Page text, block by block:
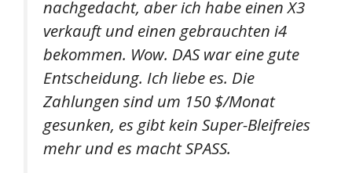
nachgedacht, aber ich habe einen X3
verkauft und einen gebrauchten i4
bekommen. Wow. DAS war eine gute
Entscheidung. Ich liebe es. Die
Zahlungen sind um 150 $/Monat
gesunken, es gibt kein Super-Bleifreies
mehr und es macht SPASS.